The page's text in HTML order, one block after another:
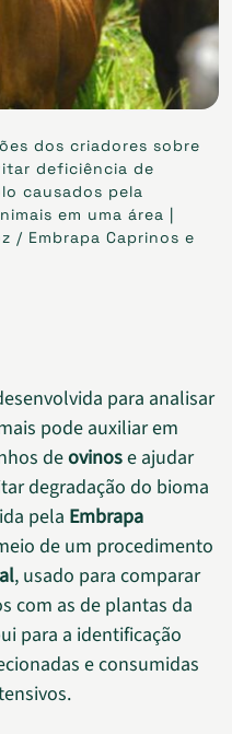
dos criadores sobre
deficiência de
causados pela
em uma área |
/ Embrapa Caprinos e
para analisar
pode auxiliar em
deovinose ajudar
degradação do bioma
pela Embrapa
de um procedimento
, usado para comparar
com as de plantas da
para a identificação
e consumidas